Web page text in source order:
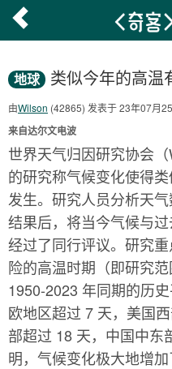
地球 类似今年的高温
由Wilson (42865) 发表于 23年07月
来自达尔文电波
世界天气归因研究协会（
的研究称气候变化使得
发生。研究人员分析天
结果后，将当今气候与
经过了同行评议。研究
险的高温时期（即研究
1950-2023 年同期的历
欧地区超过 7 天，美国
部超过 18 天，中国中东
明，气候变化极大地增加